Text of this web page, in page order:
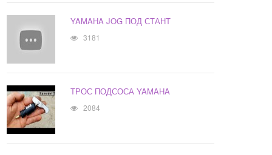
YAMAHA JOG ПОД СТАНТ
3181
ТРОС ПОДСОСА YAMAHA
2084